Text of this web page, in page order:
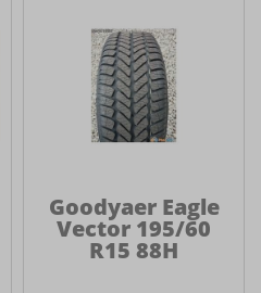
Goodyaer Eagle
Vector 195/60
R15 88H